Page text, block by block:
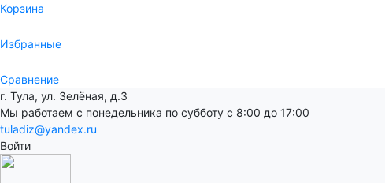
Корзина
Избранные
Сравнение
г. Тула, ул. Зелёная, д.3
Мы работаем с понедельника по субботу с 8:00 до 17:00
tuladiz@yandex.ru
Войти